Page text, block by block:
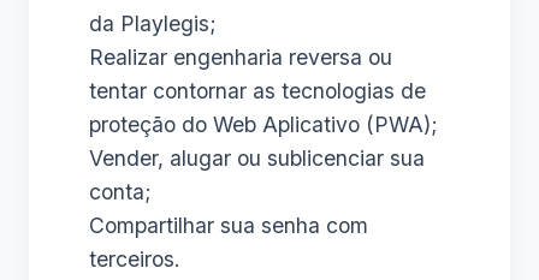
da Playlegis;
Realizar engenharia reversa ou
tentar contornar as tecnologias de
proteção do Web Aplicativo (PWA);
Vender, alugar ou sublicenciar sua
conta;
Compartilhar sua senha com
terceiros.